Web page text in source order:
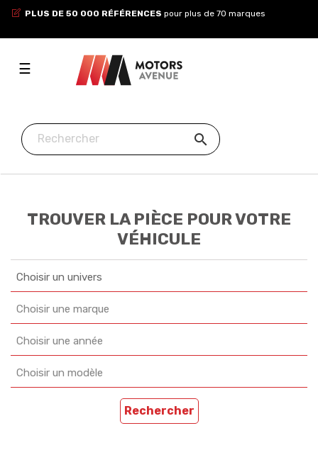
PLUS DE 50 000 RÉFÉRENCES pour plus de 70 marques
Toggle
navigation
☰

TROUVER LA PIÈCE POUR VOTRE
VÉHICULE
Choisir un univers
Choisir une marque
Choisir une année
Choisir un modèle
Rechercher